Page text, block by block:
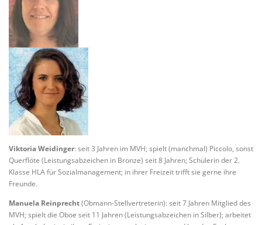
Viktoria Weidinger: seit 3 Jahren im MVH; spielt (manchmal) Piccolo, sonst
Querflöte (Leistungsabzeichen in Bronze) seit 8 Jahren; Schülerin der 2.
Klasse HLA für Sozialmanagement; in ihrer Freizeit trifft sie gerne ihre
Freunde.
Manuela Reinprecht(Obmann-Stellvertreterin): seit 7 Jahren Mitglied des
MVH; spielt die Oboe seit 11 Jahren (Leistungsabzeichen in Silber); arbeitet